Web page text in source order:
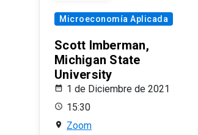
Microeconomía Aplicada
Scott Imberman,
Michigan State
University
1 de Diciembre de 2021
15:30
Zoom